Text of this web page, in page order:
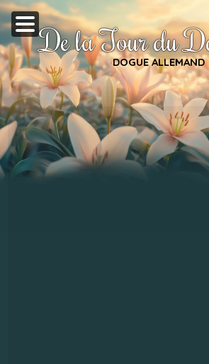
De la Tour du
DOGUE ALLEMAND